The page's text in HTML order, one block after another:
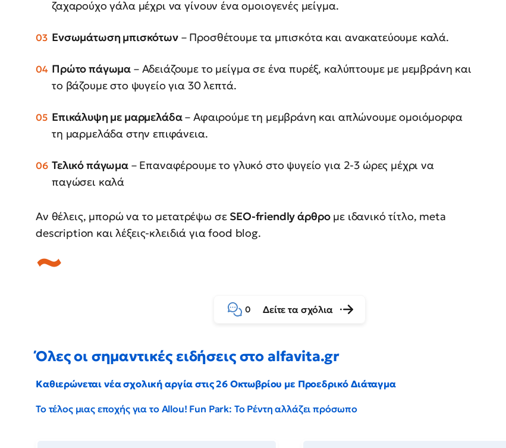
ζαχαρούχο γάλα μέχρι να γίνουν ένα ομοιογενές μείγμα.
Ενσωμάτωση μπισκότων– Προσθέτουμε τα μπισκότα και ανακατεύουμε καλά.
Πρώτο πάγωμα – Αδειάζουμε το μείγμα σε ένα πυρέξ, καλύπτουμε με μεμβράνη και
το βάζουμε στο ψυγείο για 30 λεπτά.
Επικάλυψη με μαρμελάδα– Αφαιρούμε τη μεμβράνη και απλώνουμε ομοιόμορφα
τη μαρμελάδα στην επιφάνεια.
Τελικό πάγωμα– Επαναφέρουμε το γλυκό στο ψυγείο για 2-3 ώρες μέχρι να
παγώσει καλά
Αν θέλεις, μπορώ να το μετατρέψω σε SEO-friendly άρθρομε ιδανικό τίτλο, meta
description και λέξεις-κλειδιά για food blog.
0 Δείτε τα σχόλια
Όλες οι σημαντικές ειδήσεις στο alfavita.gr
Καθιερώνεται νέα σχολική αργία στις 26 Οκτωβρίου με Προεδρικό Διάταγμα
Το τέλος μιας εποχής για το Allou! Fun Park: Το Ρέντη αλλάζει πρόσωπο